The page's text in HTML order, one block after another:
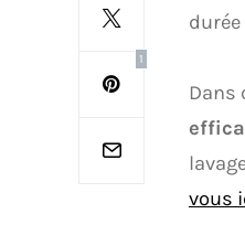
1
durée
Dans
vous